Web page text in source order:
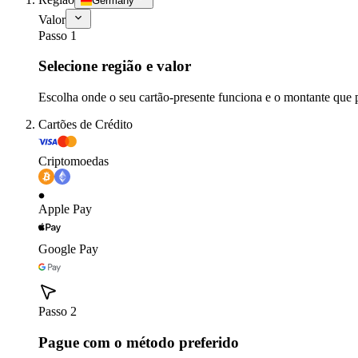
Valor
Passo 1
Selecione região e valor
Escolha onde o seu cartão-presente funciona e o montante que
Cartões de Crédito
Criptomoedas
Apple Pay
Google Pay
Passo 2
Pague com o método preferido